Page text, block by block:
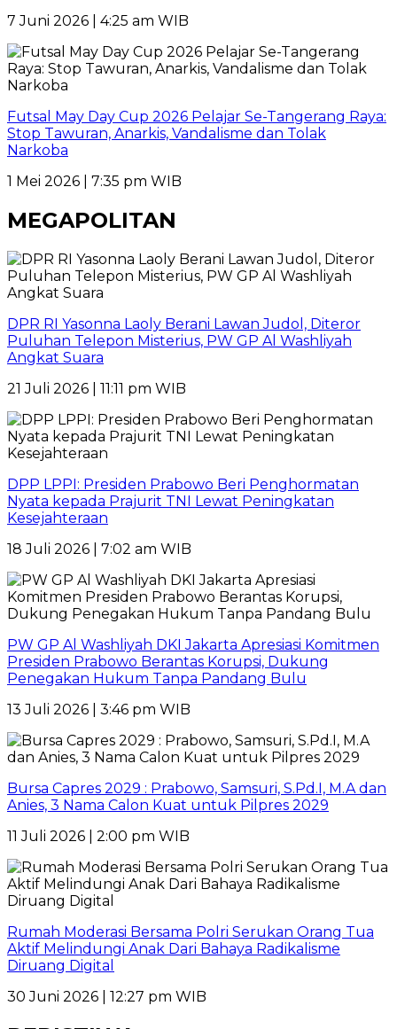
7 Juni 2026 | 4:25 am WIB
Futsal May Day Cup 2026 Pelajar Se-Tangerang Raya:
Stop Tawuran, Anarkis, Vandalisme dan Tolak
Narkoba
1 Mei 2026 | 7:35 pm WIB
MEGAPOLITAN
DPR RI Yasonna Laoly Berani Lawan Judol, Diteror
Puluhan Telepon Misterius, PW GP Al Washliyah
Angkat Suara
21 Juli 2026 | 11:11 pm WIB
DPP LPPI: Presiden Prabowo Beri Penghormatan
Nyata kepada Prajurit TNI Lewat Peningkatan
Kesejahteraan
18 Juli 2026 | 7:02 am WIB
PW GP Al Washliyah DKI Jakarta Apresiasi Komitmen
Presiden Prabowo Berantas Korupsi, Dukung
Penegakan Hukum Tanpa Pandang Bulu
13 Juli 2026 | 3:46 pm WIB
Bursa Capres 2029 : Prabowo, Samsuri, S.Pd.I, M.A dan
Anies, 3 Nama Calon Kuat untuk Pilpres 2029
11 Juli 2026 | 2:00 pm WIB
Rumah Moderasi Bersama Polri Serukan Orang Tua
Aktif Melindungi Anak Dari Bahaya Radikalisme
Diruang Digital
30 Juni 2026 | 12:27 pm WIB